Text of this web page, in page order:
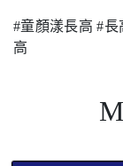
#童顏漾長高 #
高
長空間 #長高診
#生長激素 #抑